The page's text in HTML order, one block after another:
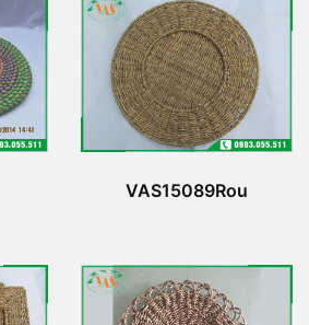
VAS15089Rou